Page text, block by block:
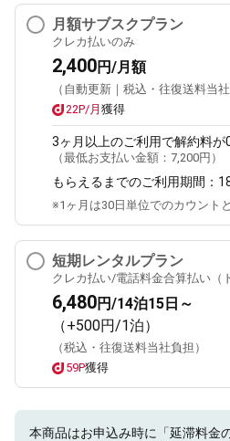
月額サブスクプラン
クレカ払いのみ
2,400円/月額
（自動更新｜税込・往復送料当社
22P/月 獲得
3ヶ月 以上のご利用で解約料が
（最低お支払い金額： 7,200円 ）
もらえるまでのご利用期間：
※1ヶ月は30日単位でのカウント
短期レンタルプラン
クレカ払い/電話料金合算払い（
6,480円/14泊15日～
（+500円/1泊）
（税込・往復送料当社負担）
59P獲得
本商品はお申込み時に「延滞料金